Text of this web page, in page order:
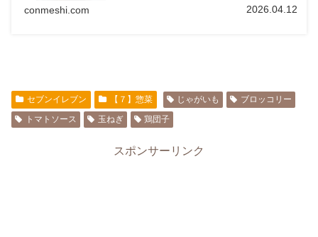
conmeshi.com 2026.04.12
セブンイレブン 【７】惣菜 じゃがいも
ブロッコリー
トマトソース
玉ねぎ 鶏団子
スポンサーリンク